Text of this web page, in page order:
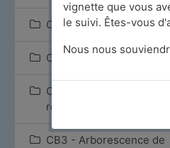
Corpus BLISC-P
CB1 - Navigateur Web
CB2 - Moteur de
recherche
CB3 - Arborescence de
vignette que vous
le suivi. Êtes-vous
Nous nous